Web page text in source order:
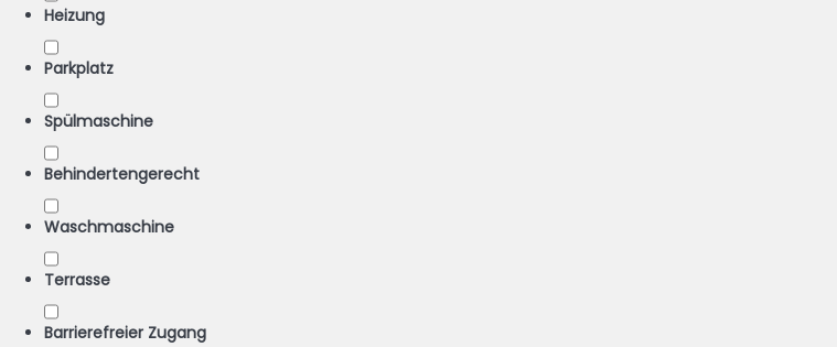
Heizung
Parkplatz
Spülmaschine
Behindertengerecht
Waschmaschine
Terrasse
Barrierefreier Zugang